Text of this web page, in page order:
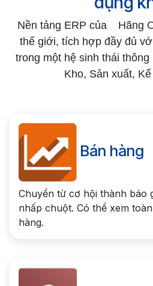
Nền tảng ERP của
Hãng
thế giới, tích hợp đầy đủ
trong một hệ sinh thái
Kho, Sản xuất,
Bán hàng
Chuyển từ cơ hội thành báo
nhấp chuột. Có thể xem
hàng.